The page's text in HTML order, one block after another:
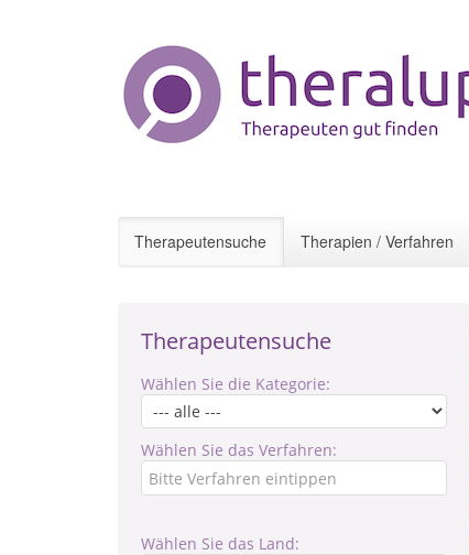
Therapeutensuche Therapien / Verfahren
Therapeutensuche
Wählen Sie die Kategorie:
Wählen Sie das Verfahren:
Wählen Sie das Land: